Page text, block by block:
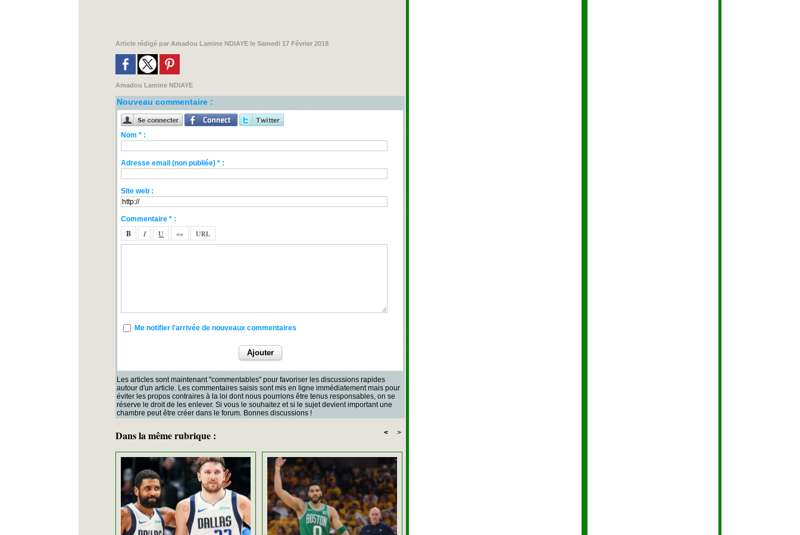
Article rédigé par Amadou Lamine NDIAYE le Samedi 17 Février 2018
Amadou Lamine NDIAYE
Nouveau commentaire :
Nom * :
Adresse email (non publiée) * :
Site web :
Commentaire * :
Me notifier l'arrivée de nouveaux commentaires
Les articles sont maintenant "commentables" pour favoriser les discussions rapides
autour d'un article. Les commentaires saisis sont mis en ligne immédiatement mais pour
éviter les propos contraires à la loi dont nous pourrions être tenus responsables, on se
réserve le droit de les enlever. Si vous le souhaitez et si le sujet devient important une
chambre peut être créer dans le forum. Bonnes discussions !
Dans la même rubrique : < >